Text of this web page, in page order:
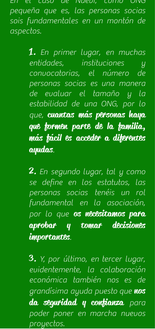
pequeña que es, las personas socias
sois fundamentales en un montón de
aspectos.
1. En primer lugar, en muchas
entidades, instituciones y
convocatorias, el número de
personas socias es una manera
de evaluar el tamaño y la
estabilidad de una ONG, por lo
que,cuantas más personas haya
que formen parte de la familia,
más fácil es acceder a diferentes
ayudas.
2. En segundo lugar, tal y como
se define en los estatutos, las
personas socias tenéis un rol
fundamental en la asociación,
por lo que os necesitamos para
aprobar y tomar decisiones
importantes.
3. Y, por último, en tercer lugar,
evidentemente, la colaboración
económica también nos es de
grandísima ayuda puesto que nos
da seguridad y confianzapara
poder poner en marcha nuevos
proyectos.